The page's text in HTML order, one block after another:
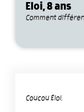
Eloi, 8 ans
Comment
Coucou Éloi,